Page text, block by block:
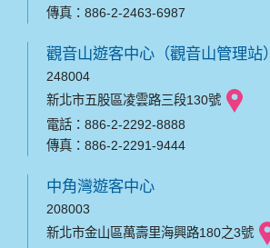
傳真：886-2-2463-6987
觀音山遊客中心（觀音山管理站）
248004
新北市五股區凌雲路三段130號
電話：886-2-2292-8888
傳真：886-2-2291-9444
中角灣遊客中心
208003
新北市金山區萬壽里海興路180之3號